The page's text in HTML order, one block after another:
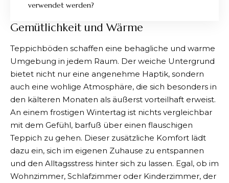
verwendet werden?
Gemütlichkeit und Wärme
Teppichböden schaffen eine behagliche und warme
Umgebung in jedem Raum. Der weiche Untergrund
bietet nicht nur eine angenehme Haptik, sondern
auch eine wohlige Atmosphäre, die sich besonders in
den kälteren Monaten als äußerst vorteilhaft erweist.
An einem frostigen Wintertag ist nichts vergleichbar
mit dem Gefühl, barfuß über einen flauschigen
Teppich zu gehen. Dieser zusätzliche Komfort lädt
dazu ein, sich im eigenen Zuhause zu entspannen
und den Alltagsstress hinter sich zu lassen. Egal, ob im
Wohnzimmer, Schlafzimmer oder Kinderzimmer, der